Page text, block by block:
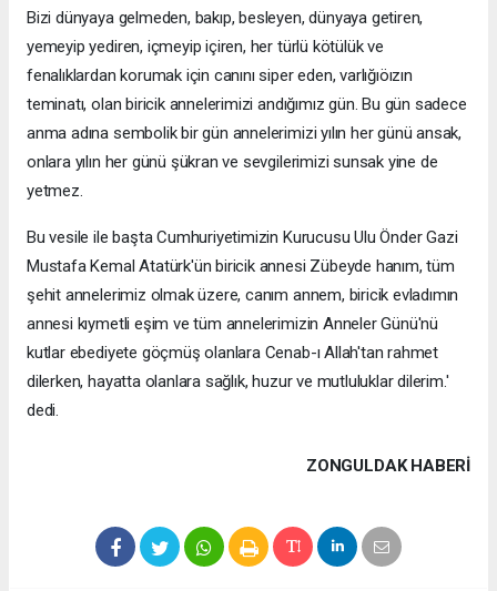
Bizi dünyaya gelmeden, bakıp, besleyen, dünyaya getiren,
yemeyip yediren, içmeyip içiren, her türlü kötülük ve
fenalıklardan korumak için canını siper eden, varlığıöızın
teminatı, olan biricik annelerimizi andığımız gün. Bu gün sadece
anma adına sembolik bir gün annelerimizi yılın her günü ansak,
onlara yılın her günü şükran ve sevgilerimizi sunsak yine de
yetmez.
Bu vesile ile başta Cumhuriyetimizin Kurucusu Ulu Önder Gazi
Mustafa Kemal Atatürk'ün biricik annesi Zübeyde hanım, tüm
şehit annelerimiz olmak üzere, canım annem, biricik evladımın
annesi kıymetli eşim ve tüm annelerimizin Anneler Günü'nü
kutlar ebediyete göçmüş olanlara Cenab-ı Allah'tan rahmet
dilerken, hayatta olanlara sağlık, huzur ve mutluluklar dilerim.'
dedi.
ZONGULDAK HABERİ